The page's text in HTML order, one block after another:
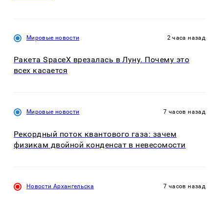
Мировые новости 2 часа назад
Ракета SpaceX врезалась в Луну. Почему это
всех касается
Мировые новости 7 часов назад
Рекордный поток квантового газа: зачем
физикам двойной конденсат в невесомости
Новости Архангельска 7 часов назад